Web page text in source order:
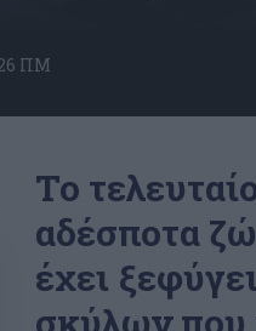
ΠΜ
Το
αδέσποτα
έχει
σκύλων που